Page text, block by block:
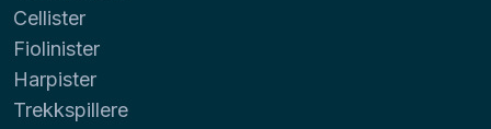
Cellister
Fiolinister
Harpister
Trekkspillere